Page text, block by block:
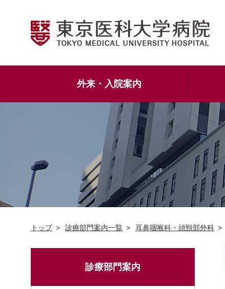
外来・入院案内
トップ 診療部門案内一覧 耳鼻咽喉科・頭頸部外科
診療部門案内